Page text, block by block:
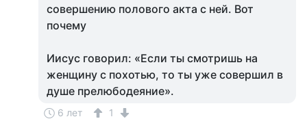
совершению полового акта с ней. Вот
почему
Иисус говорил: «Если ты смотришь на
женщину с похотью, то ты уже совершил в
душе прелюбодеяние».
6 лет 1